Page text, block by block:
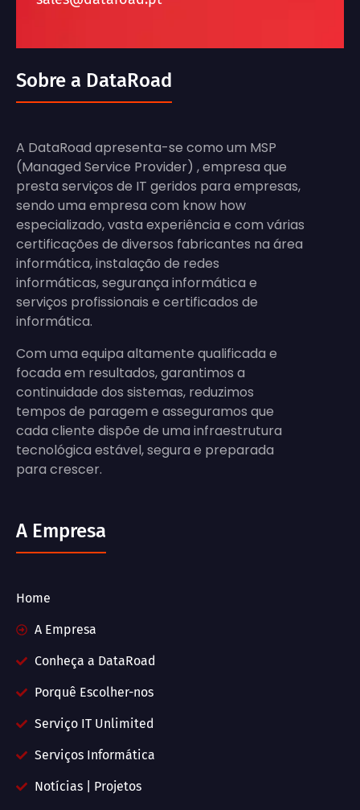
Sobre a DataRoad
A DataRoad apresenta-se como um MSP
(Managed Service Provider) , empresa que
presta serviços de IT geridos para empresas,
sendo uma empresa com know how
especializado, vasta experiência e com várias
certificações de diversos fabricantes na área
informática, instalação de redes
informáticas, segurança informática e
serviços profissionais e certificados de
informática.
Com uma equipa altamente qualificada e
focada em resultados, garantimos a
continuidade dos sistemas, reduzimos
tempos de paragem e asseguramos que
cada cliente dispõe de uma infraestrutura
tecnológica estável, segura e preparada
para crescer.
A Empresa
Home
A Empresa
Conheça a DataRoad
Porquê Escolher-nos
Serviço IT Unlimited
Serviços Informática
Notícias | Projetos